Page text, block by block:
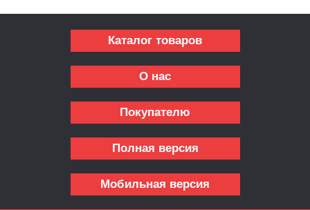
Каталог товаров
О нас
Покупателю
Полная версия
Мобильная версия